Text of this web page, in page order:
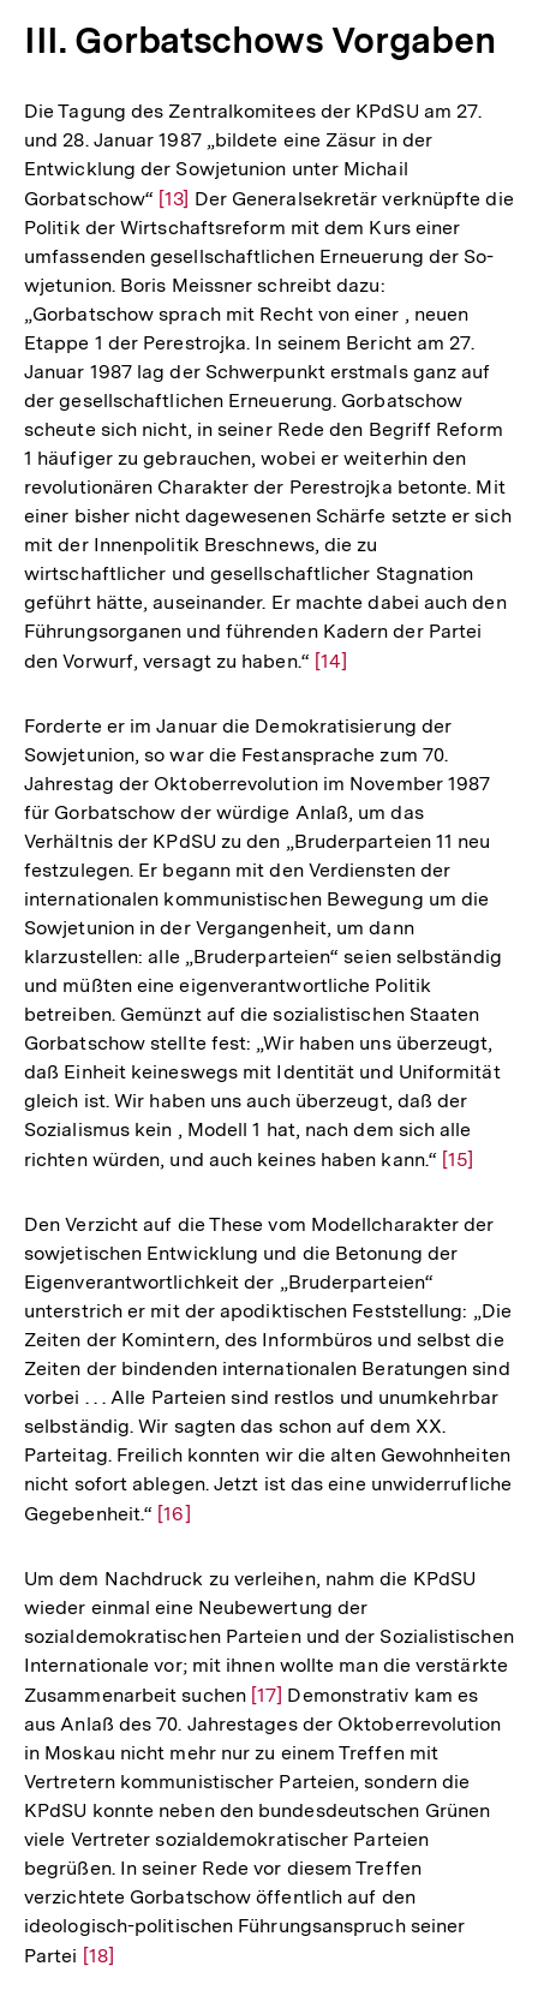
III. Gorbatschows Vorgaben
Die Tagung des Zentralkomitees der KPdSU am 27.
und 28. Januar 1987 „bildete eine Zäsur in der
Entwicklung der Sowjetunion unter Michail
Gorbatschow“ Zur
Auflösung
der
Fußnote
[13] Der Generalsekretär verknüpfte die
Politik der Wirtschaftsreform mit dem Kurs einer
umfassenden gesellschaftlichen Erneuerung der So-
wjetunion. Boris Meissner schreibt dazu:
„Gorbatschow sprach mit Recht von einer , neuen
Etappe 1 der Perestrojka. In seinem Bericht am 27.
Januar 1987 lag der Schwerpunkt erstmals ganz auf
der gesellschaftlichen Erneuerung. Gorbatschow
scheute sich nicht, in seiner Rede den Begriff Reform
1 häufiger zu gebrauchen, wobei er weiterhin den
revolutionären Charakter der Perestrojka betonte. Mit
einer bisher nicht dagewesenen Schärfe setzte er sich
mit der Innenpolitik Breschnews, die zu
wirtschaftlicher und gesellschaftlicher Stagnation
geführt hätte, auseinander. Er machte dabei auch den
Führungsorganen und führenden Kadern der Partei
den Vorwurf, versagt zu haben.“ Zur
der
Fußnote
[14]
Forderte er im Januar die Demokratisierung der
Sowjetunion, so war die Festansprache zum 70.
Jahrestag der Oktoberrevolution im November 1987
für Gorbatschow der würdige Anlaß, um das
Verhältnis der KPdSU zu den „Bruderparteien 11 neu
festzulegen. Er begann mit den Verdiensten der
internationalen kommunistischen Bewegung um die
Sowjetunion in der Vergangenheit, um dann
klarzustellen: alle „Bruderparteien“ seien selbständig
und müßten eine eigenverantwortliche Politik
betreiben. Gemünzt auf die sozialistischen Staaten
Gorbatschow stellte fest: „Wir haben uns überzeugt,
daß Einheit keineswegs mit Identität und Uniformität
gleich ist. Wir haben uns auch überzeugt, daß der
Sozialismus kein , Modell 1 hat, nach dem sich alle
richten würden, und auch keines haben kann.“ Zur
der
Fußnote
[15]
Den Verzicht auf die These vom Modellcharakter der
sowjetischen Entwicklung und die Betonung der
Eigenverantwortlichkeit der „Bruderparteien“
unterstrich er mit der apodiktischen Feststellung: „Die
Zeiten der Komintern, des Informbüros und selbst die
Zeiten der bindenden internationalen Beratungen sind
vorbei . . . Alle Parteien sind restlos und unumkehrbar
selbständig. Wir sagten das schon auf dem XX.
Parteitag. Freilich konnten wir die alten Gewohnheiten
nicht sofort ablegen. Jetzt ist das eine unwiderrufliche
Gegebenheit.“ Zur
der
Fußnote
[16]
Um dem Nachdruck zu verleihen, nahm die KPdSU
wieder einmal eine Neubewertung der
sozialdemokratischen Parteien und der Sozialistischen
Internationale vor; mit ihnen wollte man die verstärkte
Zusammenarbeit suchen Zur
Auflösung
der
Fußnote
[17] Demonstrativ kam es
aus Anlaß des 70. Jahrestages der Oktoberrevolution
in Moskau nicht mehr nur zu einem Treffen mit
Vertretern kommunistischer Parteien, sondern die
KPdSU konnte neben den bundesdeutschen Grünen
viele Vertreter sozialdemokratischer Parteien
begrüßen. In seiner Rede vor diesem Treffen
verzichtete Gorbatschow öffentlich auf den
ideologisch-politischen Führungsanspruch seiner
Partei Zur
[18]